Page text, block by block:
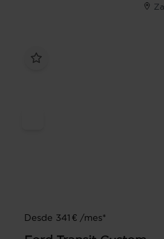
Desde 341 € /mes*